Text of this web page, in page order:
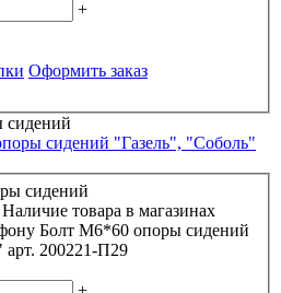
+
Оформить заказ
сидений "Газель", "Соболь"
Наличие товара в магазинах
Болт М6*60 опоры сидений
"Газель", "Соболь" арт. 200221-П29